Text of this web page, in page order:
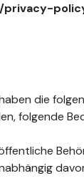
privacy-
die
folgende